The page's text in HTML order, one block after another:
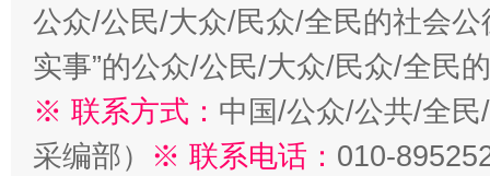
公众/公民/大众/民众/全民的社会公
实事”的公众/公民/大众/民众/全民
※ 联系方式： 中国/公众/公共/全
采编部） ※ 联系电话： 010-